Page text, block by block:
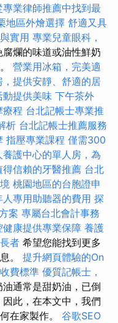
專業律師推薦中找到最
地區外燴選擇 舒適又具
實用 專業兒童眼科，
爛的味道或油性鮮奶
營業用冰箱，完美適
提供安靜、舒適的居
提供美味 下午茶外
療程 台北記帳士專業推
析 台北記帳士推薦服務
指壓專業課程 僅需300
養護中心的單人房，為
得信賴的牙醫推薦 台北
桃園地區的台胞證申
專用助聽器的費用 探
案 專屬台北會計事務
康提供專業保障 養護
者 希望您能找到更多
。 提升網頁體驗的On
費標準 優質記帳士，
油通常是甜奶油，已倒
此，在本文中，我們
在家製作。 谷歌SEO